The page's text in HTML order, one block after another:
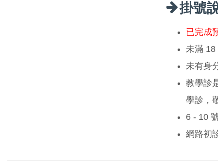
掛號
已完成
未滿 18
未有身
教學診
學診，
6 - 10
網路初